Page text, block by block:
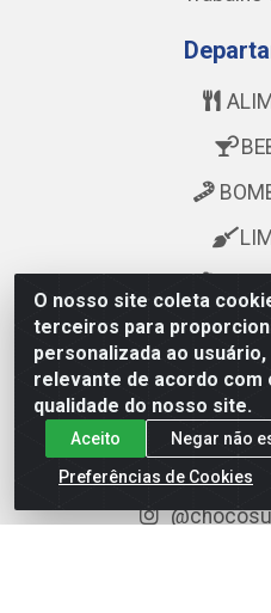
O nosso site coleta
terceiros para
personalizada ao
relevante de acordo
qualidade do nosso site.
Aceito
Negar não
Preferências de Cookies
Fale
facebook.com/